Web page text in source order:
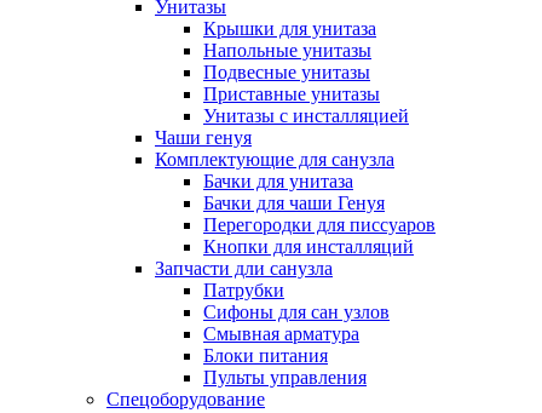
Унитазы
Крышки для унитаза
Напольные унитазы
Подвесные унитазы
Приставные унитазы
Унитазы с инсталляцией
Чаши генуя
Комплектующие для санузла
Бачки для унитаза
Бачки для чаши Генуя
Перегородки для писсуаров
Кнопки для инсталляций
Запчасти дли санузла
Патрубки
Сифоны для сан узлов
Смывная арматура
Блоки питания
Пульты управления
Спецоборудование